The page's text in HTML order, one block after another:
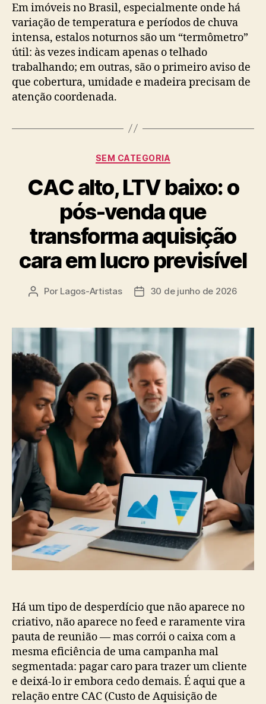
Em imóveis no Brasil, especialmente onde há
variação de temperatura e períodos de chuva
intensa, estalos noturnos são um “termômetro”
útil: às vezes indicam apenas o telhado
trabalhando; em outras, são o primeiro aviso de
que cobertura, umidade e madeira precisam de
atenção coordenada.
Categorias
SEM CATEGORIA
CAC alto, LTV baixo: o
pós-venda que
transforma aquisição
cara em lucro previsível
Autor
Por Lagos-Artistas
Data30 de junho de 2026
Há um tipo de desperdício que não aparece no
criativo, não aparece no feed e raramente vira
pauta de reunião — mas corrói o caixa com a
mesma eficiência de uma campanha mal
segmentada: pagar caro para trazer um cliente
e deixá-lo ir embora cedo demais. É aqui que a
relação entre CAC (Custo de Aquisição de